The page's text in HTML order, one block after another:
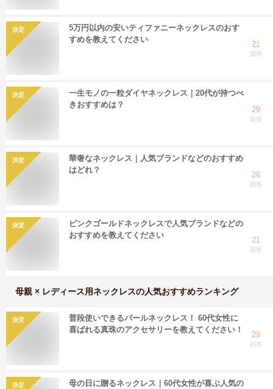
決定
5万円以内の安いティファニーネックレスのおす
すめを教えてください
21
回答
決定
一生モノの一粒ダイヤネックレス｜20代が持つべ
きおすすめは？
29
回答
決定
華奢なネックレス｜人気ブランドなどのおすすめ
はどれ？
26
回答
決定
ピンクゴールドネックレスで人気ブランドなどの
おすすめを教えてください
21
回答
母親 × レディース用ネックレスの人気おすすめランキング
決定
普段使いできるパールネックレス！ 60代女性に
喜ばれる真珠のアクセサリーを教えてください！
29
回答
決定
母の日に贈るネックレス｜60代女性が喜ぶ人気の